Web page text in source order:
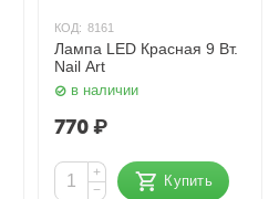
КОД: 8161
Лампа LED Красная 9 Вт.
Nail Art
в наличии
770₽
+
−
Купить